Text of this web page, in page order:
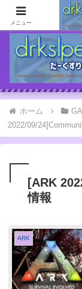
ゲ
ホーム
2022/09/
[ARK
情報
ARK
メニュー